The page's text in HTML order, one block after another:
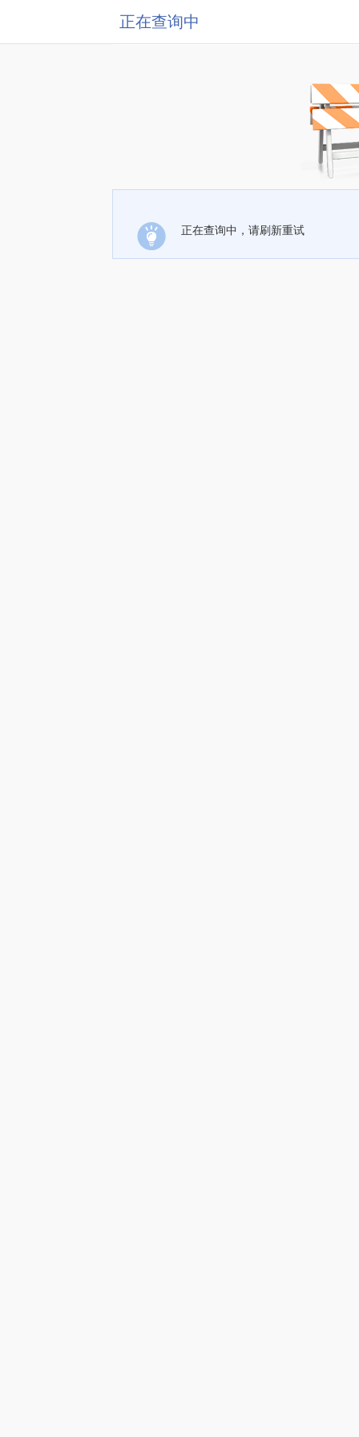
正在查询中
正在查询中，请刷新重试